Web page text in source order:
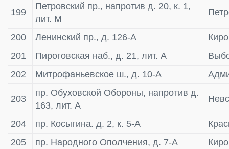
199
Петровский пр., напротив д. 20, к. 1,
лит. М
200 Ленинский пр., д. 126-А
201
Пироговская наб., д. 21, лит. А
202
Митрофаньевское ш., д. 10-А
203
пр. Обуховской Обороны, напротив д.
163, лит. А
204 пр. Косыгина. д. 2, к. 5-А
205
пр. Народного Ополчения, д. 7-А